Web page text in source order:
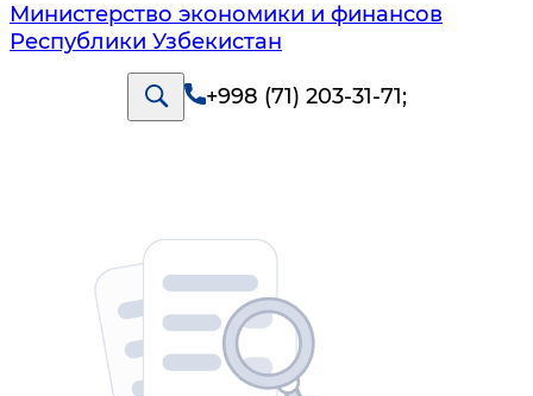
Министерство экономики и финансов
Республики Узбекистан
+998 (71) 203-31-71;